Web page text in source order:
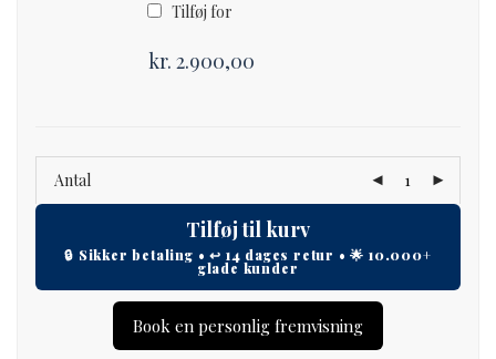
Tilføj for
kr. 2.900,00
Antal
Tilføj til kurv
Book en personlig fremvisning